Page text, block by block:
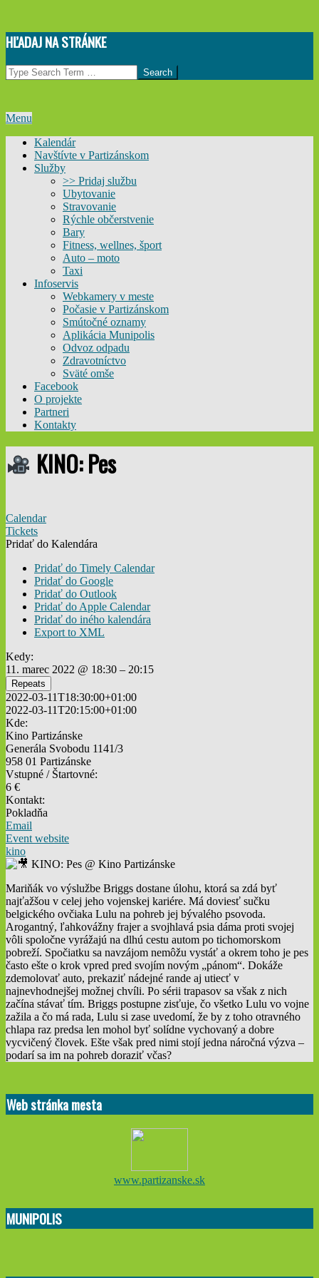
Skip
to
content
HĽADAJ NA STRÁNKE
Search
Primary
Menu
Menu
Kalendár
Navštívte v Partizánskom
Služby
>> Pridaj službu
Ubytovanie
Stravovanie
Rýchle občerstvenie
Bary
Fitness, wellnes, šport
Auto – moto
Taxi
Infoservis
Webkamery v meste
Počasie v Partizánskom
Smútočné oznamy
Aplikácia Munipolis
Odvoz odpadu
Zdravotníctvo
Sväté omše
Facebook
O projekte
Partneri
Kontakty
KINO: Pes
Calendar
Tickets
Pridať do Kalendára
Pridať do Timely Calendar
Pridať do Google
Pridať do Outlook
Pridať do Apple Calendar
Pridať do iného kalendára
Export to XML
Kedy:
11. marec 2022 @ 18:30 – 20:15
Repeats
2022-03-11T18:30:00+01:00
2022-03-11T20:15:00+01:00
Kde:
Kino Partizánske
Generála Svobodu 1141/3
958 01 Partizánske
Vstupné / Štartovné:
6 €
Kontakt:
Pokladňa
Email
Event website
kino
Mariňák vo výslužbe Briggs dostane úlohu, ktorá sa zdá byť
najťažšou v celej jeho vojenskej kariére. Má doviesť sučku
belgického ovčiaka Lulu na pohreb jej bývalého psovoda.
Arogantný, ľahkovážny frajer a svojhlavá psia dáma proti svojej
vôli spoločne vyrážajú na dlhú cestu autom po tichomorskom
pobreží. Spočiatku sa navzájom nemôžu vystáť a okrem toho je pes
často ešte o krok vpred pred svojím novým „pánom“. Dokáže
zdemolovať auto, prekaziť nádejné rande aj utiecť v
najnevhodnejšej možnej chvíli. Po sérii trapasov sa však z nich
začína stávať tím. Briggs postupne zisťuje, čo všetko Lulu vo vojne
zažila a čo má rada, Lulu si zase uvedomí, že by z toho otravného
chlapa raz predsa len mohol byť solídne vychovaný a dobre
vycvičený človek. Ešte však pred nimi stojí jedna náročná výzva –
podarí sa im na pohreb doraziť včas?
02-
23
Web stránka mesta
www.partizanske.sk
MUNIPOLIS